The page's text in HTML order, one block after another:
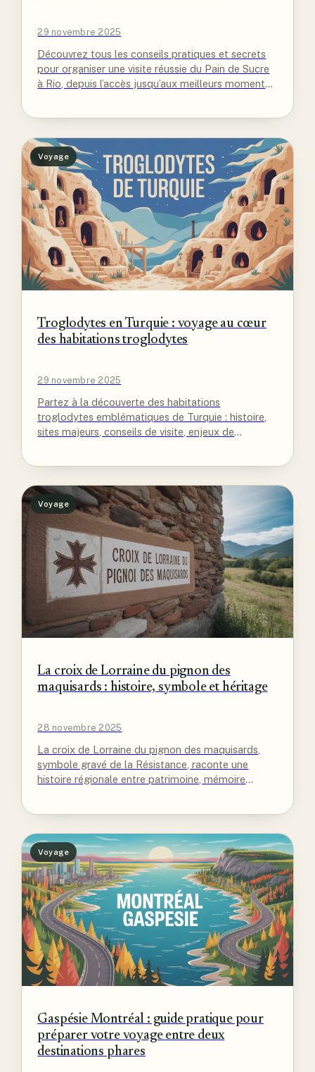
29 novembre 2025
Découvrez tous les conseils pratiques et secrets
pour organiser une visite réussie du Pain de Sucre
à Rio, depuis l’accès jusqu’aux meilleurs moments
Voyage
Troglodytes en Turquie : voyage au cœur
des habitations troglodytes
29 novembre 2025
Partez à la découverte des habitations
troglodytes emblématiques de Turquie : histoire,
sites majeurs, conseils de visite, enjeux de
Voyage
La croix de Lorraine du pignon des
maquisards : histoire, symbole et héritage
28 novembre 2025
La croix de Lorraine du pignon des maquisards,
symbole gravé de la Résistance, raconte une
histoire régionale entre patrimoine, mémoire
Voyage
Gaspésie Montréal : guide pratique pour
préparer votre voyage entre deux
destinations phares